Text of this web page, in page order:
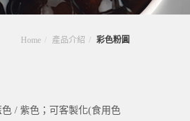
Home 產品介紹 彩色粉圓
/ 紫色；可客製化(食用色